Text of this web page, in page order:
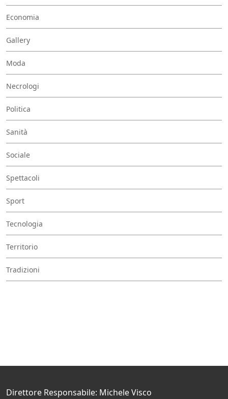
Economia
Gallery
Moda
Necrologi
Politica
Sanità
Sociale
Spettacoli
Sport
Tecnologia
Territorio
Tradizioni
Direttore Responsabile: Michele Visco